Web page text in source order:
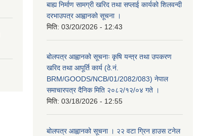
बाह्य निर्माण सामग्री खरिद तथा सप्लाई कार्यको शिलवन्दी
दरभाउपत्र आह्वानको सूचना ।
मिति: 03/20/2026 - 12:43
बोलपत्र आह्वानको सूचनाः कृषि यन्त्र तथा उपकरण
खरिद तथा आपूर्ति कार्य (ठे.नं.
BRM/GOODS/NCB/01/2082/083) नेपाल
समाचारपत्र दैनिक मिति २०८२/१२/०४ गते ।
मिति: 03/18/2026 - 12:55
बोलपत्र आह्वानको सूचना । २२ वटा ग्रिन हाउस टनेल